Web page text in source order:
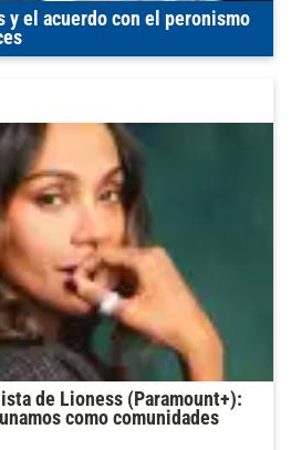
y el acuerdo con el peronismo
de Lioness (Paramount+):
como comunidades